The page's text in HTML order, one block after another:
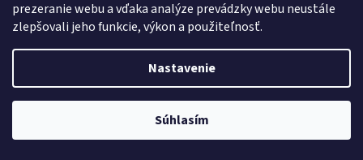
prezeranie webu a vďaka analýze prevádzky webu neustále
zlepšovali jeho funkcie, výkon a použiteľnosť.
Nastavenie
Súhlasím